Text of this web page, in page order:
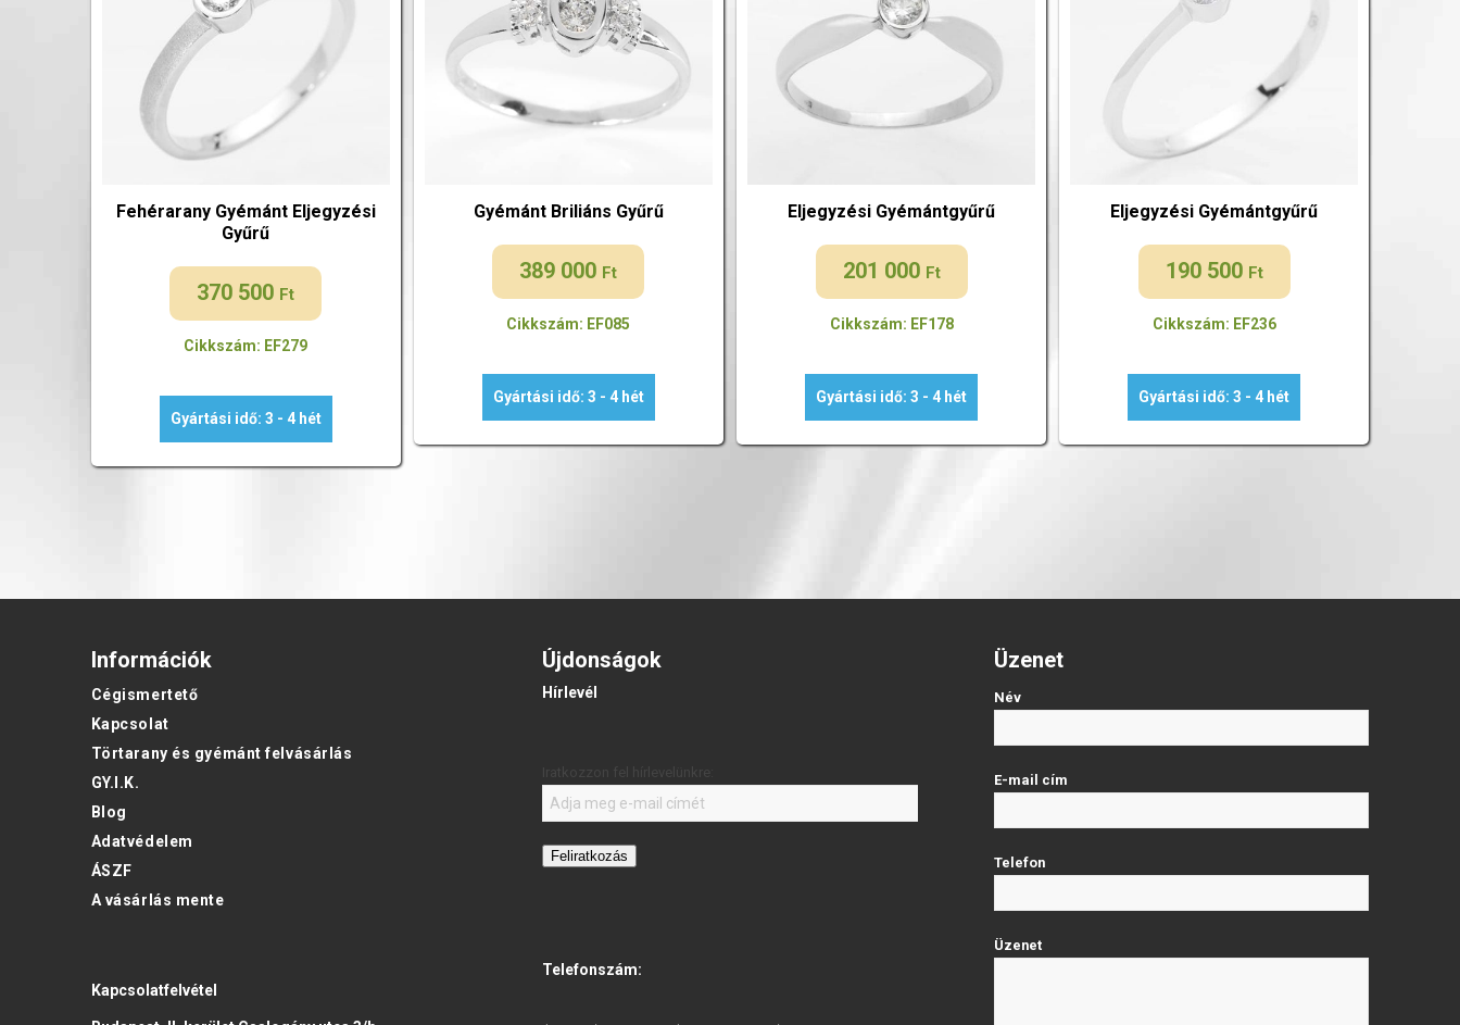
Fehérarany Gyémánt Eljegyzési
Gyűrű
370 500 Ft
Cikkszám: EF279
Gyártási idő: 3 - 4 hét
Gyémánt Briliáns Gyűrű
389 000 Ft
Cikkszám: EF085
Gyártási idő: 3 - 4 hét
Eljegyzési Gyémántgyűrű
201 000 Ft
Cikkszám: EF178
Gyártási idő: 3 - 4 hét
Eljegyzési Gyémántgyűrű
190 500 Ft
Cikkszám: EF236
Gyártási idő: 3 - 4 hét
Információk
Cégismertető
Kapcsolat
Törtarany és gyémánt felvásárlás
GY.I.K.
Blog
Adatvédelem
ÁSZF
A vásárlás mente
Kapcsolatfelvétel
Újdonságok
Hírlevél
Feliratkozás
Telefonszám:
Üzenet
Név
E-mail cím
Telefon
Üzenet